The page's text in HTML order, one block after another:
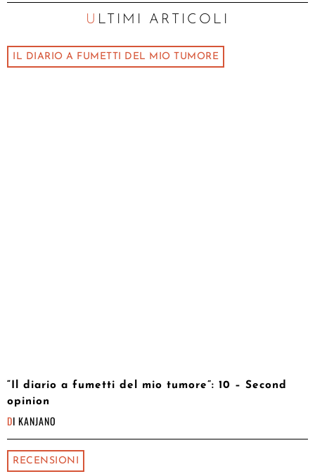
ULTIMI ARTICOLI
IL DIARIO A FUMETTI DEL MIO TUMORE
“Il diario a fumetti del mio tumore”: 10 – Second
opinion
DI KANJANO
RECENSIONI